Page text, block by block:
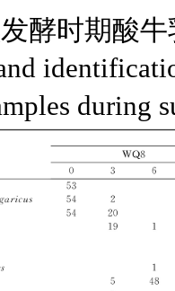
酵时期酸
during